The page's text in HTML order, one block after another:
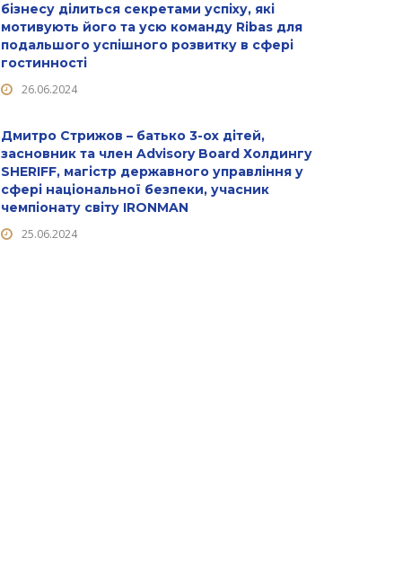
бізнесу ділиться секретами успіху, які
мотивують його та усю команду Ribas для
подальшого успішного розвитку в сфері
гостинності
26.06.2024
Дмитро Стрижов – батько 3-ох дітей,
засновник та член Advisory Board Холдингу
SHERIFF, магістр державного управління у
сфері національної безпеки, учасник
чемпіонату світу IRONMAN
25.06.2024